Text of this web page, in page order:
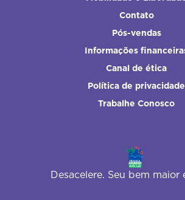
Contato
Pós-vendas
Informações
Canal de ética
Política de privacidade
Trabalhe Conosco
Desacelere. Seu bem maior